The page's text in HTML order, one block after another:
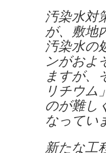
汚染水対
が、敷地
汚染水の
ンがおよ
ますが、
リチウム
のが難し
なってい
新たな工